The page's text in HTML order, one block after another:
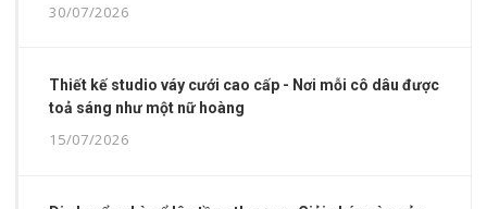
30/07/2026
Thiết kế studio váy cưới cao cấp - Nơi mỗi cô dâu được
toả sáng như một nữ hoàng
15/07/2026